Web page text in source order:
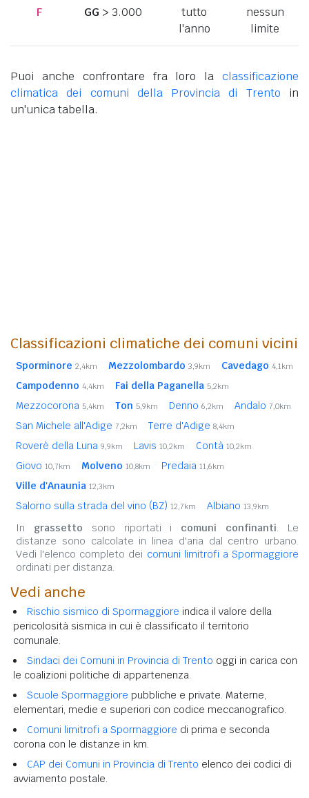
F GG > 3.000
tutto
l'anno
nessun
limite
Puoi anche confrontare fra loro la classificazione
climatica dei comuni della Provincia di Trento in
un'unica tabella.
Classificazioni climatiche dei comuni vicini
Sporminore 2,4km Mezzolombardo 3,9km Cavedago 4,1km
Campodenno 4,4km Fai della Paganella 5,2km
Mezzocorona 5,4km Ton 5,9km Denno 6,2km Andalo 7,0km
San Michele all'Adige 7,2km Terre d'Adige 8,4km
Roverè della Luna 9,9km Lavis 10,2km Contà 10,2km
Giovo 10,7km Molveno 10,8km Predaia 11,6km
Ville d'Anaunia 12,3km
Salorno sulla strada del vino (BZ) 12,7km Albiano 13,9km
In grassetto sono riportati i comuni confinanti. Le
distanze sono calcolate in linea d'aria dal centro urbano.
Vedi l'elenco completo dei comuni limitrofi a Spormaggiore
ordinati per distanza.
Vedi anche
Rischio sismico di Spormaggiore indica il valore della
pericolosità sismica in cui è classificato il territorio
comunale.
Sindaci dei Comuni in Provincia di Trento oggi in carica con
le coalizioni politiche di appartenenza.
Scuole Spormaggiore pubbliche e private. Materne,
elementari, medie e superiori con codice meccanografico.
Comuni limitrofi a Spormaggiore di prima e seconda
corona con le distanze in km.
CAP dei Comuni in Provincia di Trento elenco dei codici di
avviamento postale.